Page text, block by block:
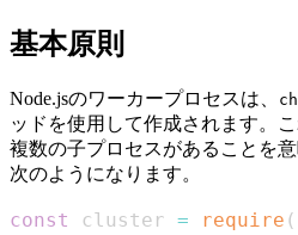
基本原則
Node.jsのワーカープロセスは、
ッドを使用して作成されます。
複数の子プロセスがあることを
次のようになります。
const cluster = require (